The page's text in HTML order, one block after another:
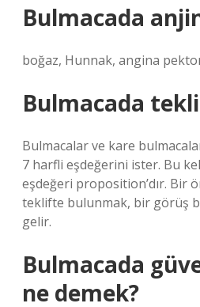
Bulmacada
boğaz, Hunnak, angina
Bulmacada
Bulmacalar ve kare
7 harfli eşdeğerini ister. Bu
eşdeğeri proposition’dır. Bir
teklifte bulunmak, bir görüş
gelir.
Bulmacada
ne demek?